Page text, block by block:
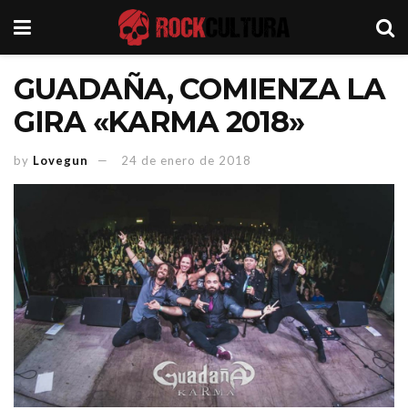
GUADAÑA, COMIENZA LA
GIRA «KARMA 2018»
by Lovegun 24 de enero de 2018